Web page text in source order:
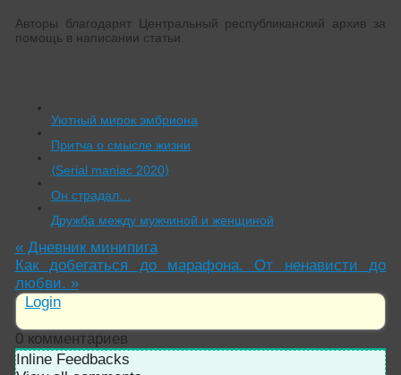
Авторы благодарят Центральный республиканский архив за
помощь в написании статьи.
Уютный мирок эмбриона
Притча о смысле жизни
⟨Serial maniac 2020⟩
Он страдал…
Дружба между мужчиной и женщиной
«Дневник минипига
Как добегаться до марафона. От ненависти до
любви. »
Login
0комментариев
Inline Feedbacks